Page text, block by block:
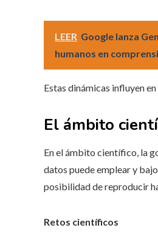
LEER Google lanza
humanos en
Estas dinámicas influyen
El ámbito
En el ámbito científico, la
datos puede emplear y
posibilidad de reproducir
Retos científicos